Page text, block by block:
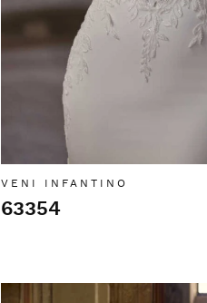
VENI INFANTINO
63354